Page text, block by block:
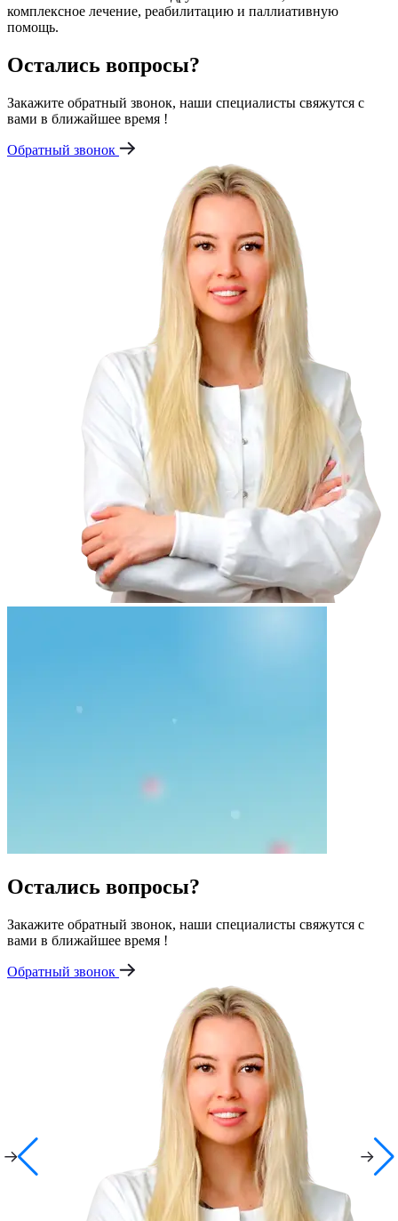
комплексное лечение, реабилитацию и паллиативную
помощь.
Остались вопросы?
Закажите обратный звонок, наши специалисты свяжутся с
вами в ближайшее время !
Обратный звонок
Остались вопросы?
Закажите обратный звонок, наши специалисты свяжутся с
вами в ближайшее время !
Обратный звонок